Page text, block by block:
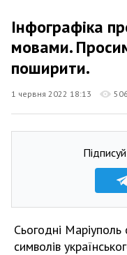
Інфографіка
мовами.
поширити.
1 червня 2022 18:13
Сьогодні
символів